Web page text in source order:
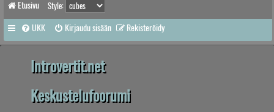
Etusivu Style:
UKK Kirjaudu sisään Rekisteröidy
Introvertit.net
Keskustelufoorumi